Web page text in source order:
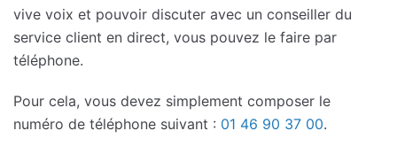
vive voix et pouvoir discuter avec un conseiller du
service client en direct, vous pouvez le faire par
téléphone.
Pour cela, vous devez simplement composer le
numéro de téléphone suivant : 01 46 90 37 00.